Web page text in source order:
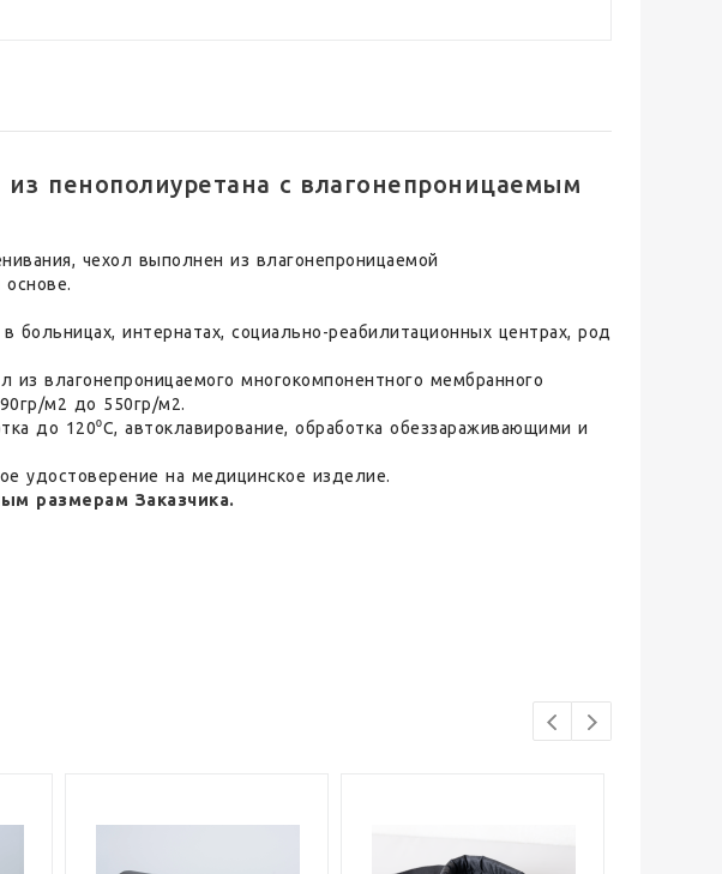
пенополиуретана с влагонепроницаемым
чехол выполнен из влагонепроницаемой
больницах, интернатах, социально-реабилитационных центрах, род
из влагонепроницаемого многокомпонентного мембранного
м2 до 550гр/м2.
до 120⁰С, автоклавирование, обработка обеззараживающими и
удостоверение на медицинское изделие.
размерам Заказчика.